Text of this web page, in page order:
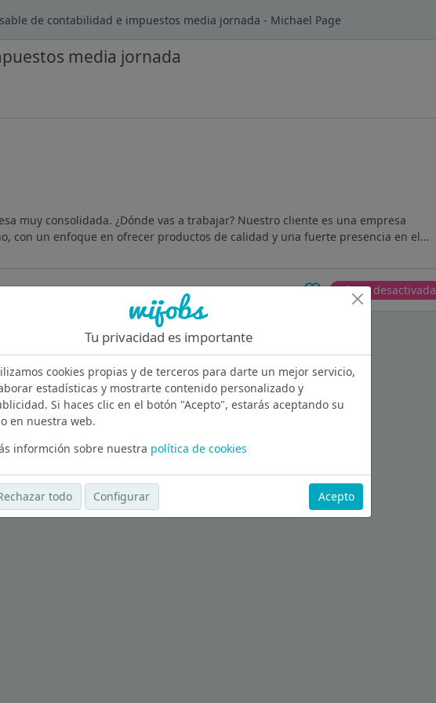
de contabilidad e impuestos media jornada - Michael Page
media jornada
muy consolidada. ¿Dónde vas a trabajar? Nuestro cliente es una empresa
con un enfoque en ofrecer productos de calidad y una fuerte presencia en el...
Oferta desactivada
Ver más ofertas
Tu privacidad es importante
cookies propias y de terceros para darte un mejor servicio,
estadísticas y mostrarte contenido personalizado y
Si haces clic en el botón "Acepto", estarás aceptando su
en nuestra web.
informción sobre nuestra política de cookies
todo Configurar Acepto